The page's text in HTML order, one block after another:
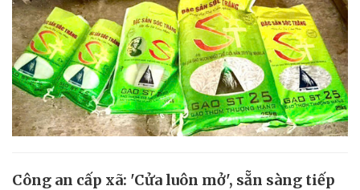
Công an cấp xã: 'Cửa luôn mở', sẵn sàng tiếp